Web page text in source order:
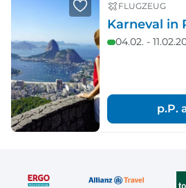
FLUGZEUG
Karneval in
04.02. -
p.P.